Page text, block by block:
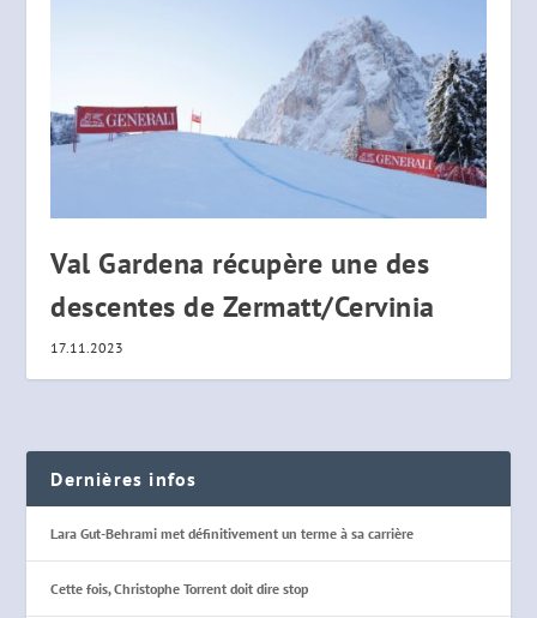
Val Gardena récupère une des
descentes de Zermatt/Cervinia
17.11.2023
Dernières infos
Lara Gut-Behrami met définitivement un terme à sa carrière
Cette fois, Christophe Torrent doit dire stop